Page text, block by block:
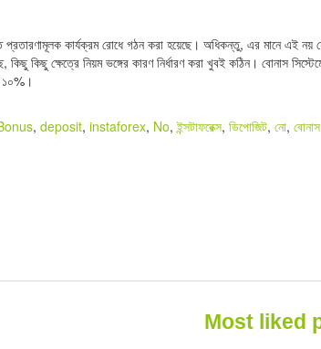
প্রতারণামূলক কার্যক্রম রোধে গঠন করা হয়েছে। অধিকন্তু, এর মানে এই নয়
কিছু কিছু ক্ষেত্রে নিয়ম ভঙ্গের কারণ নির্ধারণ করা খুবই কঠিন। বোনাস
১০%।
, deposit, instaforex, No,ইন্সটাফরেক্স, ডিপোজিট, নো, বোনাস
Most liked